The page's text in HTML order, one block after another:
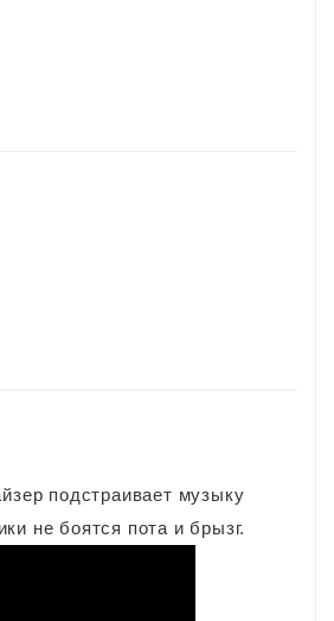
подстраивает музыку
не боятся пота и брызг.